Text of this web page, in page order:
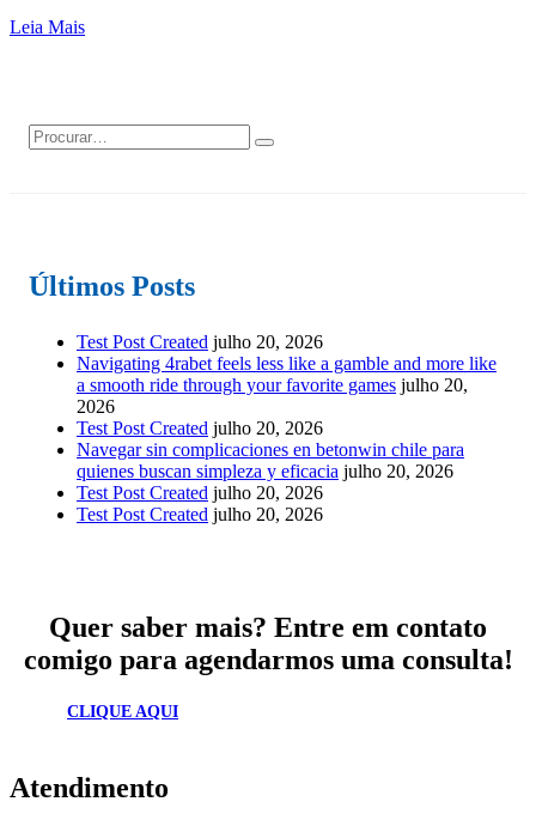
Leia Mais
Últimos Posts
Test Post Created julho 20, 2026
Navigating 4rabet feels less like a gamble and more like
a smooth ride through your favorite games julho 20,
2026
Test Post Created julho 20, 2026
Navegar sin complicaciones en betonwin chile para
quienes buscan simpleza y eficacia julho 20, 2026
Test Post Created julho 20, 2026
Test Post Created julho 20, 2026
Quer saber mais? Entre em contato
comigo para agendarmos uma consulta!
CLIQUE AQUI
Atendimento